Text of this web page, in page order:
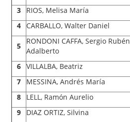
3
RIOS, Melisa María
4
CARBALLO, Walter Daniel
5
RONDONI CAFFA, Sergio Rubén
Adalberto
6 VILLALBA, Beatriz
7
MESSINA, Andrés María
8
LELL, Ramón Aurelio
9
DIAZ ORTIZ, Silvina